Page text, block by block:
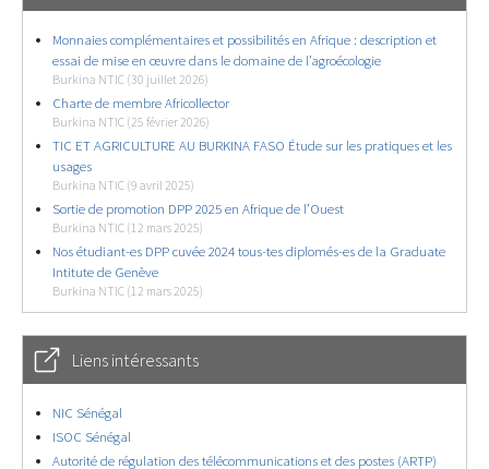
Monnaies complémentaires et possibilités en Afrique : description et
essai de mise en œuvre dans le domaine de l’agroécologie
Burkina NTIC (30 juillet 2026)
Charte de membre Africollector
Burkina NTIC (25 février 2026)
TIC ET AGRICULTURE AU BURKINA FASO Étude sur les pratiques et les
usages
Burkina NTIC (9 avril 2025)
Sortie de promotion DPP 2025 en Afrique de l’Ouest
Burkina NTIC (12 mars 2025)
Nos étudiant-es DPP cuvée 2024 tous-tes diplomés-es de la Graduate
Intitute de Genève
Burkina NTIC (12 mars 2025)
Liens intéressants
NIC Sénégal
ISOC Sénégal
Autorité de régulation des télécommunications et des postes (ARTP)